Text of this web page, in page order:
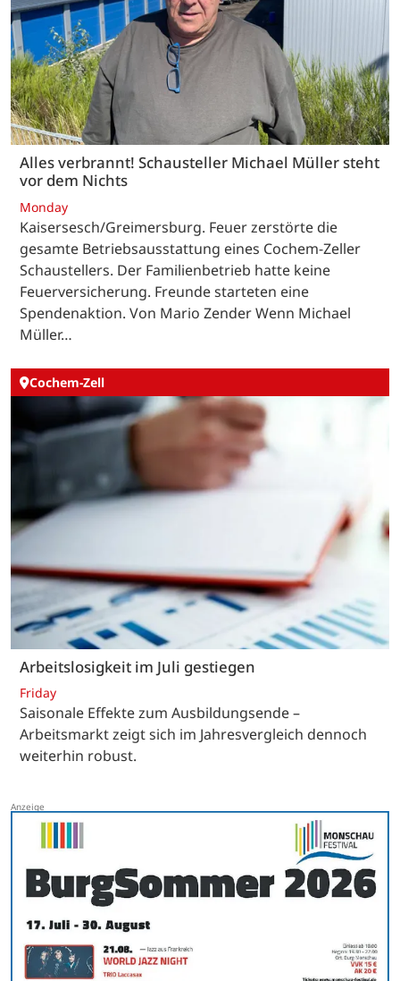
Alles verbrannt! Schausteller Michael Müller steht
vor dem Nichts
Monday
Kaisersesch/Greimersburg. Feuer zerstörte die
gesamte Betriebsausstattung eines Cochem-Zeller
Schaustellers. Der Familienbetrieb hatte keine
Feuerversicherung. Freunde starteten eine
Spendenaktion. Von Mario Zender Wenn Michael
Müller…
Cochem-Zell
Arbeitslosigkeit im Juli gestiegen
Friday
Saisonale Effekte zum Ausbildungsende –
Arbeitsmarkt zeigt sich im Jahresvergleich dennoch
weiterhin robust.